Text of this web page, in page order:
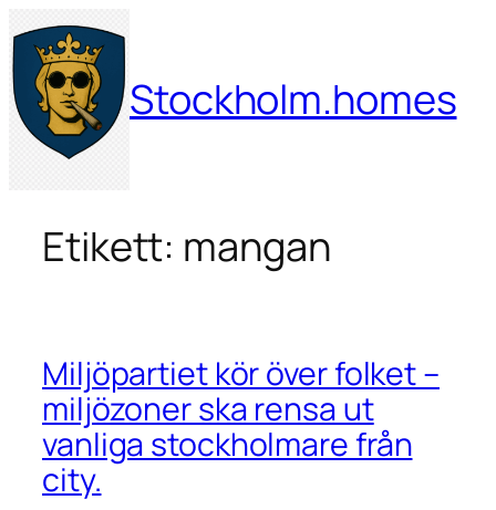
Hoppa
till
innehåll
Stockholm.homes
Etikett: mangan
Miljöpartiet kör över folket –
miljözoner ska rensa ut
vanliga stockholmare från
city.